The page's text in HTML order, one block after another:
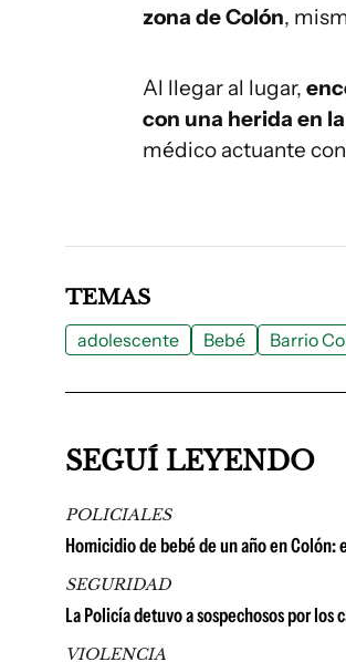
zona de Colón,
Al llegar al lugar,
con una herida en
médico actuante
TEMAS
adolescente Bebé Barrio
SEGUÍ LEYENDO
POLICIALES
Homicidio de bebé de un año en
SEGURIDAD
La Policía detuvo a sospechosos por
VIOLENCIA